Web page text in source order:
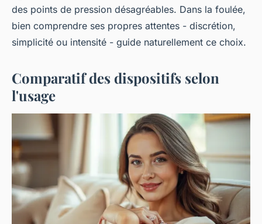
des points de pression désagréables. Dans la foulée,
bien comprendre ses propres attentes - discrétion,
simplicité ou intensité - guide naturellement ce choix.
Comparatif des dispositifs selon
l'usage